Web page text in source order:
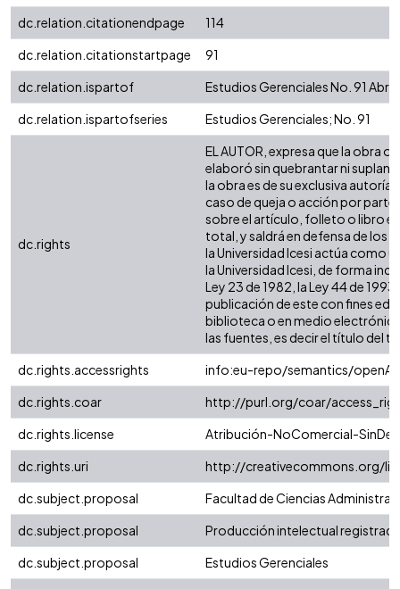
dc.relation.citationendpage
114
dc.relation.citationstartpage
91
dc.relation.ispartof
Estudios Gerenciales No. 91
dc.relation.ispartofseries
Estudios Gerenciales; No. 91
dc.rights
EL AUTOR, expresa que la obra
elaboró sin quebrantar ni
la obra es de su exclusiva autoría
caso de queja o acción por
sobre el artículo, folleto o libro
total, y saldrá en defensa de los
la Universidad Icesi actúa como
la Universidad Icesi, de forma
Ley 23 de 1982, la Ley 44 de
publicación de este con fines
biblioteca o en medio
las fuentes, es decir el título del
dc.rights.accessrights
info:eu-repo/semantics/
dc.rights.coar
http://purl.org/coar/
dc.rights.license
Atribución-NoComercial-
dc.rights.uri
http://creativecommons.org/
dc.subject.proposal
Facultad de Ciencias
dc.subject.proposal
Producción intelectual
dc.subject.proposal
Estudios Gerenciales